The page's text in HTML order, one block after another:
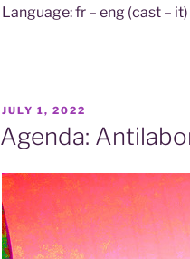
Language: fr – eng (cast – it)
POSTED
ON
JULY 1, 2022
Agenda: